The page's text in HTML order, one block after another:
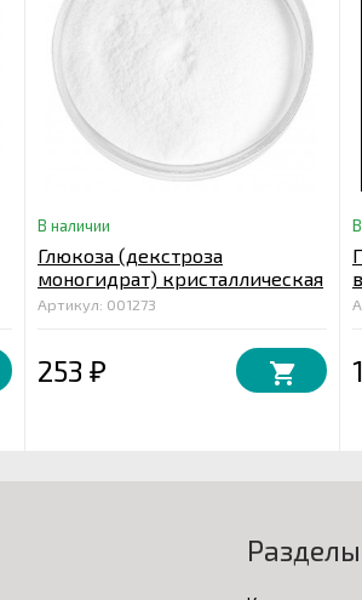
В наличии
Глюкоза (декстроза
моногидрат) кристаллическая
1 кг. Китай
Артикул: 001273
253 ₽
Разделы